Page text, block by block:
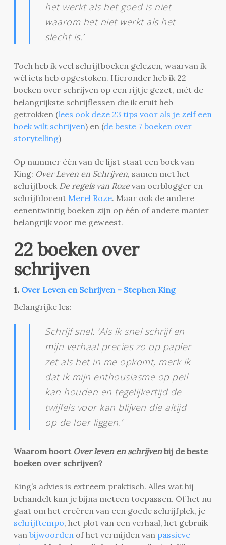
het werkt als het goed is niet
waarom het niet werkt als het
slecht is.’
Toch heb ik veel schrijfboeken gelezen, waarvan ik
wél iets heb opgestoken. Hieronder heb ik 22
boeken over schrijven op een rijtje gezet, mét de
belangrijkste schrijflessen die ik eruit heb
getrokken (lees ook deze 23 tips voor als je zelf een
boek wilt schrijven) en (de beste 7 boeken over
storytelling)
Op nummer één van de lijst staat een boek van
King: Over Leven en Schrijven, samen met het
schrijfboek De regels van Rozevan oerblogger en
schrijfdocent Merel Roze. Maar ook de andere
eenentwintig boeken zijn op één of andere manier
belangrijk voor me geweest.
22 boeken over
schrijven
1. Over Leven en Schrijven – Stephen King
Belangrijke les:
Schrijf snel. ‘Als ik snel schrijf en
mijn verhaal precies zo op papier
zet als het in me opkomt, merk ik
dat ik mijn enthousiasme op peil
kan houden en tegelijkertijd de
twijfels voor kan blijven die altijd
op de loer liggen.’
Waarom hoort Over leven en schrijvenbij de beste
boeken over schrijven?
King’s advies is extreem praktisch. Alles wat hij
behandelt kun je bijna meteen toepassen. Of het nu
gaat om het creëren van een goede schrijfplek, je
schrijftempo, het plot van een verhaal, het gebruik
van bijwoorden of het vermijden van passieve